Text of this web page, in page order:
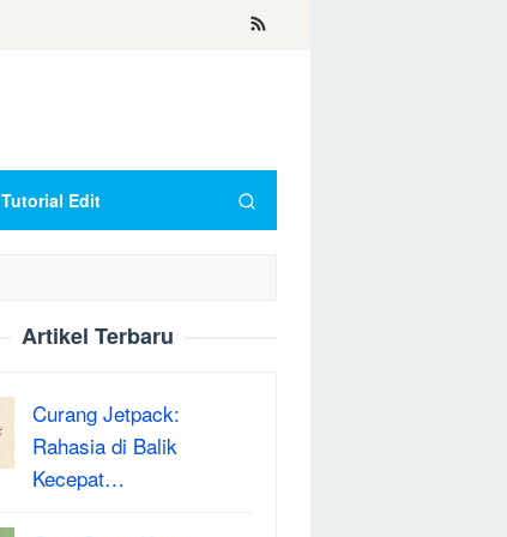
Tutorial Edit
Artikel Terbaru
Curang Jetpack:
Rahasia di Balik
Kecepat…